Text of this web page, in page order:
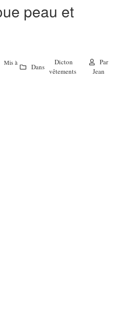
peau et
Mis à
Dans
Dicton
vêtements
Par
Jean